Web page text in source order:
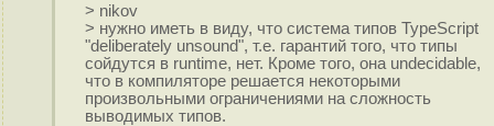
> nikov
> нужно иметь в виду, что система типов TypeScript
"deliberately unsound", т.е. гарантий того, что типы
сойдутся в runtime, нет. Кроме того, она undecidable,
что в компиляторе решается некоторыми
произвольными ограничениями на сложность
выводимых типов.